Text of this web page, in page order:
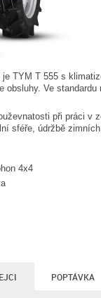
je TYM T 555 s
obsluhy. Ve
při práci v
sféře, údržbě
4x4
POPTÁVKA